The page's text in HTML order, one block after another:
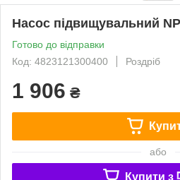
Насос підвищувальний
Готово до відправки
Код: 4823121300400
Роздріб
1 906 ₴
або
Купити з